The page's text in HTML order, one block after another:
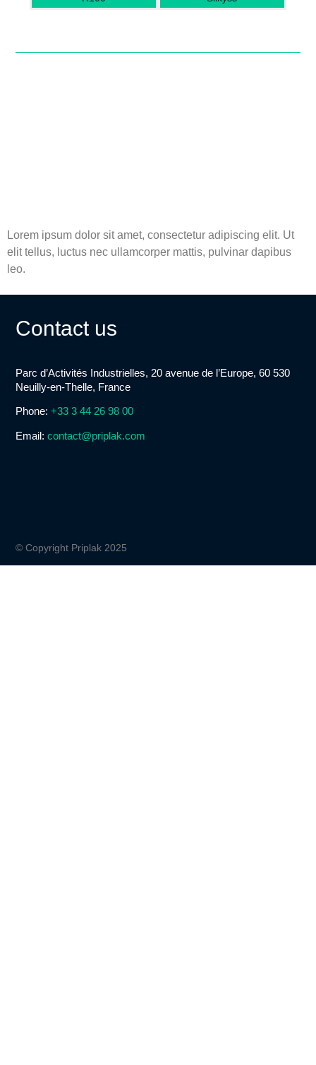
Lorem ipsum dolor sit amet, consectetur adipiscing elit. Ut
elit tellus, luctus nec ullamcorper mattis, pulvinar dapibus
leo.
Contact us
Parc d’Activités Industrielles, 20 avenue de l’Europe, 60 530
Neuilly-en-Thelle, France
Phone:+33 3 44 26 98 00
Email: contact@priplak.com
© Copyright Priplak 2025